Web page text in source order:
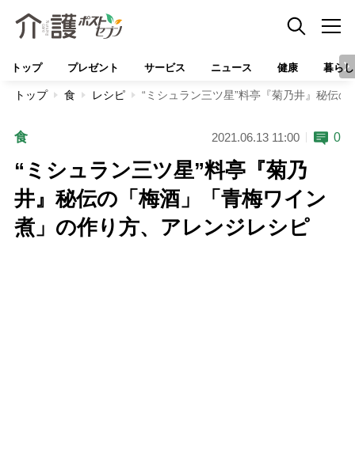
トップ プレゼント サービス ニュース 健康 暮らし
トップ 食 レシピ “ミシュラン三ツ星”料亭『菊乃井』秘伝
食 2021.06.13 11:00 0
“ミシュラン三ツ星”料亭『菊乃
井』秘伝の「梅酒」「青梅ワイン
煮」の作り方、アレンジレシピ